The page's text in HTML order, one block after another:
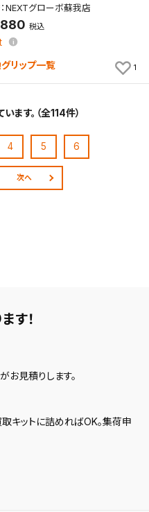
NEXTグローボ蘇我店
税込
リップ一覧 1
ます。（全114件）
4 5 6
次へ
す！
お見積りします。
キットに詰めればOK。集荷申